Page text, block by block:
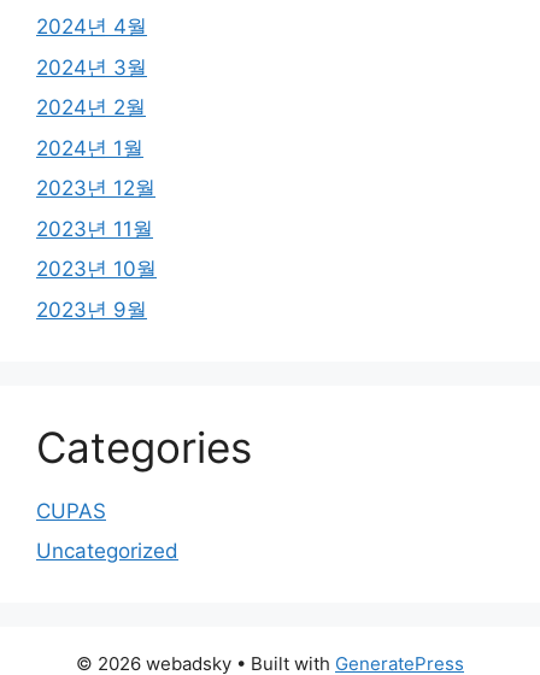
2024년 4월
2024년 3월
2024년 2월
2024년 1월
2023년 12월
2023년 11월
2023년 10월
2023년 9월
Categories
CUPAS
Uncategorized
© 2026 webadsky • Built with GeneratePress